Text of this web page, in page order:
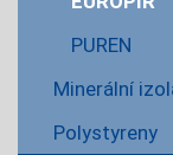
PUREN
Minerální
Polystyreny